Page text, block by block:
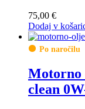
75,00 €
Dodaj v
Po naročilu
Motorno
clean